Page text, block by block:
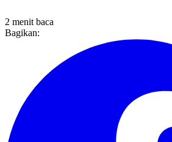
2 menit baca
Bagikan: